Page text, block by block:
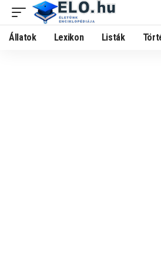
Állatok Lexikon Listák